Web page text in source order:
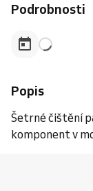
Podrobnosti
Popis
Šetrné čištění
komponent v